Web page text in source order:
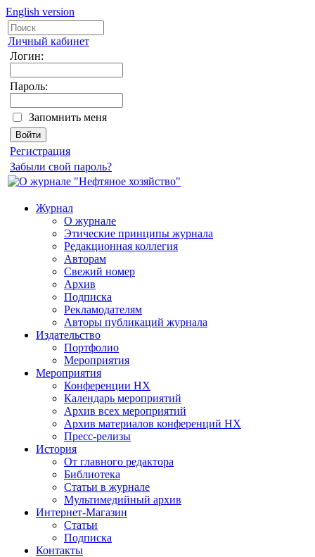
English version
Личный кабинет
Логин:
Пароль:
Запомнить меня
Регистрация
Забыли свой пароль?
Журнал
О журнале
Этические принципы журнала
Редакционная коллегия
Авторам
Свежий номер
Архив
Подписка
Рекламодателям
Авторы публикаций журнала
Издательство
Портфолио
Мероприятия
Мероприятия
Конференции НХ
Календарь мероприятий
Архив всех мероприятий
Архив материалов конференций НХ
Пресс-релизы
История
От главного редактора
Библиотека
Статьи в журнале
Мультимедийный архив
Интернет-Магазин
Статьи
Подписка
Контакты